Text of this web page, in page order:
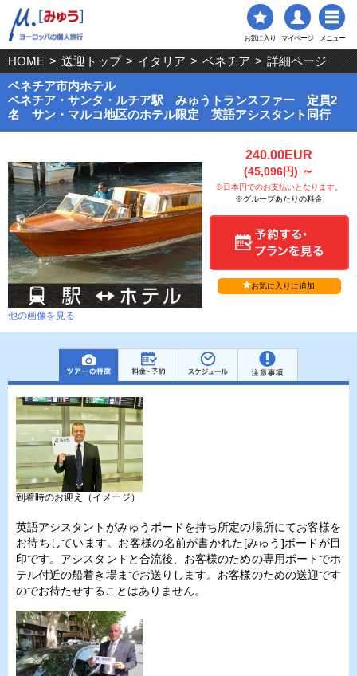
お気に入り マイページ メニュー
HOME > 送迎トップ > イタリア > ベネチア > 詳細ページ
ベネチア市内ホテル
ベネチア・サンタ・ルチア駅 みゅうトランスファー 定員2
名 サン・マルコ地区のホテル限定 英語アシスタント同行
他の画像を見る
240.00EUR
(45,096円) ～
※日本円でのお支払いとなります。
※グループあたりの料金
お気に入りに追加
到着時のお迎え（イメージ）
英語アシスタントがみゅうボードを持ち所定の場所にてお客様を
お待ちしています。お客様の名前が書かれた[みゅう]ボードが目
印です。アシスタントと合流後、お客様のための専用ボートでホ
テル付近の船着き場までお送りします。お客様のための送迎です
のでお待たせすることはありません。